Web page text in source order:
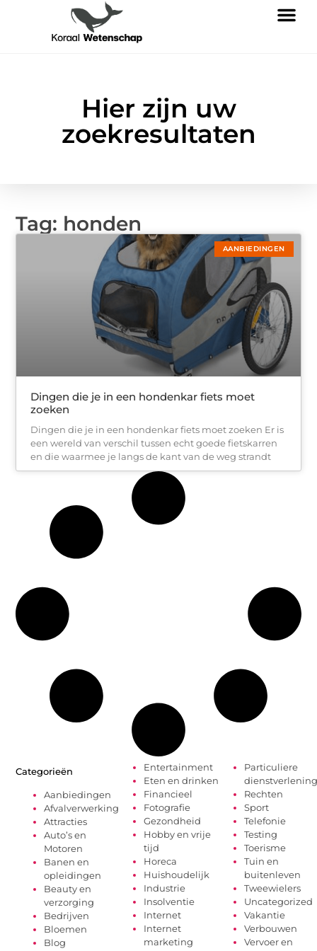
Hier zijn uw
zoekresultaten
Tag: honden
AANBIEDINGEN
Dingen die je in een hondenkar fiets moet
zoeken
Dingen die je in een hondenkar fiets moet zoeken Er is
een wereld van verschil tussen echt goede fietskarren
en die waarmee je langs de kant van de weg strandt
Categorieën
Aanbiedingen
Afvalverwerking
Attracties
Auto’s en
Motoren
Banen en
opleidingen
Beauty en
verzorging
Bedrijven
Bloemen
Blog
Entertainment
Eten en drinken
Financieel
Fotografie
Gezondheid
Hobby en vrije
tijd
Horeca
Huishoudelijk
Industrie
Insolventie
Internet
Internet
marketing
Particuliere
dienstverlening
Rechten
Sport
Telefonie
Testing
Toerisme
Tuin en
buitenleven
Tweewielers
Uncategorized
Vakantie
Verbouwen
Vervoer en